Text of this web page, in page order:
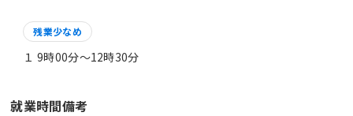
残業少なめ
１ 9時00分〜12時30分
就業時間備考